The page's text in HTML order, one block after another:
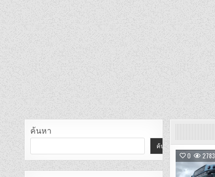
0 2783
ค้นหา
ค้นหา